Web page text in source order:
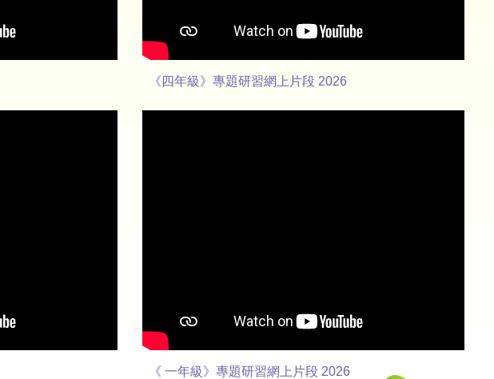
《四年級》專題研習網上片段 2026
《 一年級》專題研習網上片段 2026